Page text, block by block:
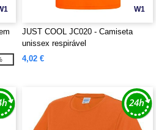
W1
JUST COOL JC020 - Camiseta
unissex respirável
4,02 €